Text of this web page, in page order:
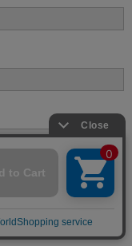
い。
る場合がございます。あらかじ